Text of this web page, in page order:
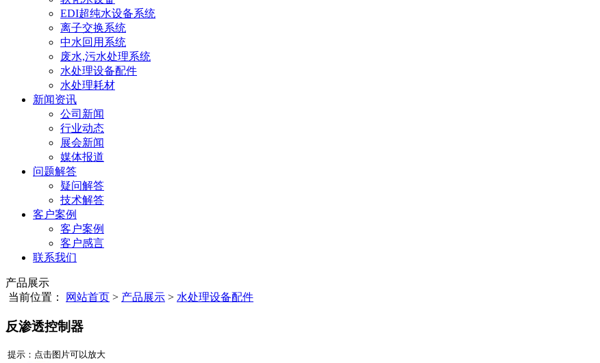
EDI超纯水设备系统
离子交换系统
中水回用系统
废水,污水处理系统
水处理设备配件
水处理耗材
新闻资讯
公司新闻
行业动态
展会新闻
媒体报道
问题解答
疑问解答
技术解答
客户案例
客户案例
客户感言
联系我们
产品展示
当前位置：
网站首页 > 产品展示 > 水处理设备配件
反渗透控制器
提示：点击图片可以放大